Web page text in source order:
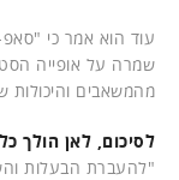
עוד הוא אמר כי
שמרה על אופייה
מהמשאבים והיכולות
לסיכום, לאן הולך
"להעברת הבעלות